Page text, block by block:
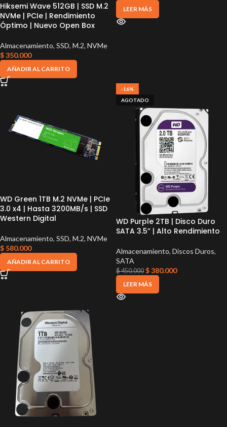
Hiksemi Wave 512GB | SSD M.2
NVMe | PCIe | Rendimiento
Óptimo | Nuevo Open Box
Almacenamiento, SSD, M.2, NVMe
$350.000
AÑADIR AL CARRITO
LEER MÁS
WD Green 1TB M.2 NVMe | PCIe
3.0 x4 | Hasta 3200MB/s | SSD
Western Digital
Almacenamiento, SSD, M.2, NVMe
$ 580.000
AÑADIR AL CARRITO
-16%
AGOTADO
WD Purple 2TB | Disco Duro
SATA 3.5” | Alto Rendimiento
Almacenamiento, Discos Duros,
SATA
$450.000 $380.000
LEER MÁS